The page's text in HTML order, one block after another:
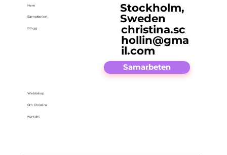
Hem
Samarbeten
Blogg
Webbshop
Om Christina
Kontakt
Stockholm,
Sweden
christina.sc
hollin@gma
il.com
Samarbeten